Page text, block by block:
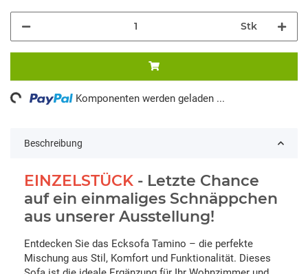
Stk
Komponenten werden geladen ...
Beschreibung
EINZELSTÜCK - Letzte Chance
auf ein einmaliges Schnäppchen
aus unserer Ausstellung!
Entdecken Sie das Ecksofa Tamino – die perfekte
Mischung aus Stil, Komfort und Funktionalität. Dieses